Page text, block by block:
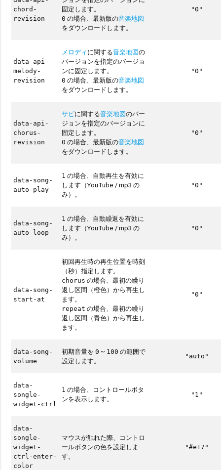
chord-
revision
固定します。
0 の場合、最新版の音楽地図
をダウンロードします。
"0"
data-api-
melody-
revision
メロディに関する音楽地図の
バージョンを指定のバージョ
ンに固定します。
0 の場合、最新版の音楽地図
をダウンロードします。
"0"
data-api-
chorus-
revision
サビに関する音楽地図のバー
ジョンを指定のバージョンに
固定します。
0 の場合、最新版の音楽地図
をダウンロードします。
"0"
data-song-
auto-play
1 の場合、自動再生を有効に
します（YouTube / mp3 の
み）。
"0"
data-song-
auto-loop
1 の場合、自動繰返を有効に
します（YouTube / mp3 の
み）。
"0"
data-song-
start-at
初回再生時の再生位置を時刻
（秒）指定します。
chorus の場合、最初の繰り
返し区間（橙色）から再生し
ます。
repeat の場合、最初の繰り
返し区間（青色）から再生し
ます。
"0"
data-song-
volume
初期音量を0 ~ 100 の範囲で
設定します。
"auto"
data-
songle-
widget-ctrl
1 の場合、コントロールボタ
ンを表示します。
"1"
data-
songle-
widget-
ctrl-enter-
color
マウスが触れた際、コントロ
ールボタンの色を設定しま
す。
"#e17"